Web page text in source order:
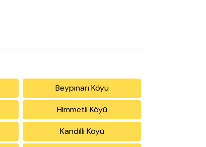
Beypınarı Köyü
Himmetli Köyü
Kandilli Köyü